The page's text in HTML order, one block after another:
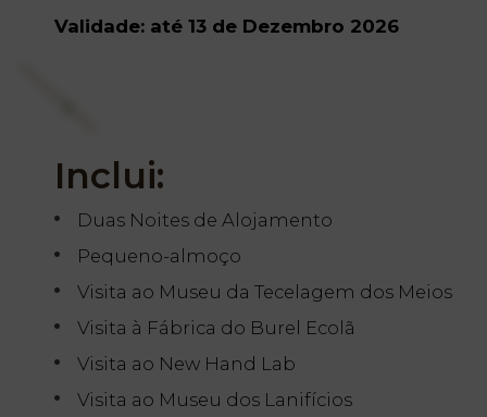
Validade: até 13 de Dezembro 2026
Inclui:
Duas Noites de Alojamento
Pequeno-almoço
Visita ao Museu da Tecelagem dos Meios
Visita à Fábrica do Burel Ecolã
Visita ao New Hand Lab
Visita ao Museu dos Lanifícios